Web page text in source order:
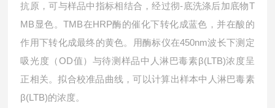
抗原，可与样品中指标相结合，经过彻-底洗涤后加底物T
MB显色。TMB在HRP酶的催化下转化成蓝色，并在酸的
作用下转化成最终的黄色。用酶标仪在450nm波长下测定
吸光度（OD值）与待测样品中人淋巴毒素β(LTB)浓度呈
正相关。拟合校准品曲线，可以计算出样本中 人淋巴毒素
β(LTB)的浓度。